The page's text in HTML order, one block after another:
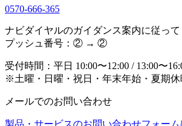
0570-666-365
ナビダイヤルのガイダンス案内に従って
プッシュ番号：② → ②
受付時間：平日 10:00〜12:00 / 13:00〜
※土曜・日曜・祝日・年末年始・夏期休
メールでのお問い合わせ
製品・サービスのお問い合わせフォーム